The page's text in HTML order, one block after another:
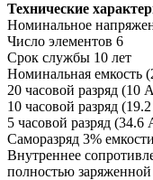
Технические
Номинальное
Число элементов 6
Срок службы 10 лет
Номинальная емкость
20 часовой разряд (10
10 часовой разряд
5 часовой разряд
Саморазряд 3%
Внутреннее
полностью